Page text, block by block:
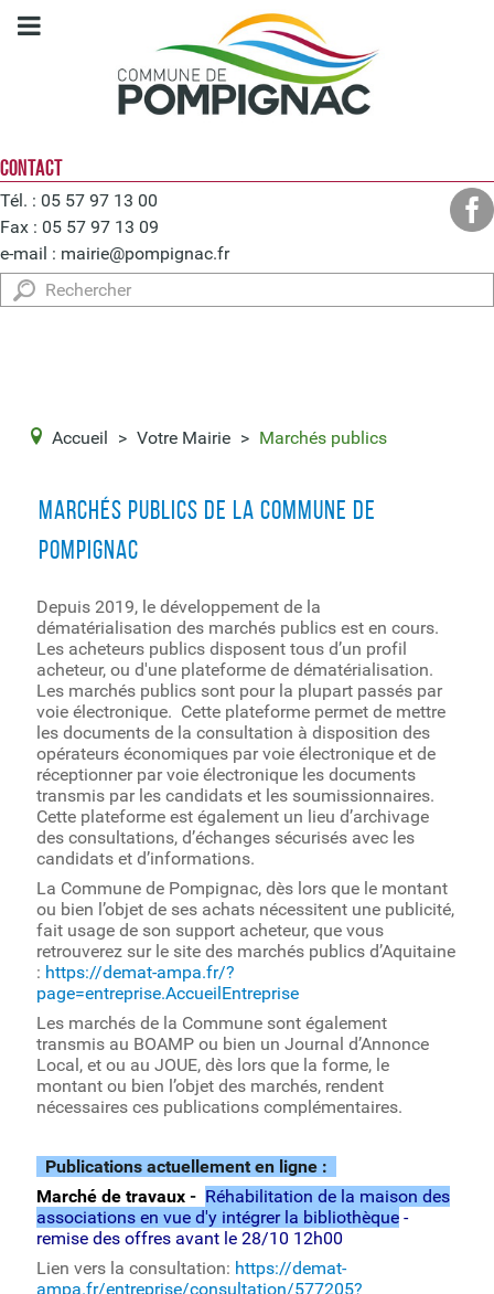
CONTACT
Tél. : 05 57 97 13 00
Fax : 05 57 97 13 09
e-mail : mairie@pompignac.fr
Rechercher
Accueil > Votre Mairie > Marchés publics
Marchés Publics de la Commune de
Pompignac
Depuis 2019, le développement de la
dématérialisation des marchés publics est en cours.
Les acheteurs publics disposent tous d’un profil
acheteur, ou d'une plateforme de dématérialisation.
Les marchés publics sont pour la plupart passés par
voie électronique. Cette plateforme permet de mettre
les documents de la consultation à disposition des
opérateurs économiques par voie électronique et de
réceptionner par voie électronique les documents
transmis par les candidats et les soumissionnaires.
Cette plateforme est également un lieu d’archivage
des consultations, d’échanges sécurisés avec les
candidats et d’informations.
La Commune de Pompignac, dès lors que le montant
ou bien l’objet de ses achats nécessitent une publicité,
fait usage de son support acheteur, que vous
retrouverez sur le site des marchés publics d’Aquitaine
: https://demat-ampa.fr/?
page=entreprise.AccueilEntreprise
Les marchés de la Commune sont également
transmis au BOAMP ou bien un Journal d’Annonce
Local, et ou au JOUE, dès lors que la forme, le
montant ou bien l’objet des marchés, rendent
nécessaires ces publications complémentaires.
Publications actuellement en ligne :
Marché de travaux - Réhabilitation de la maison des
associations en vue d'y intégrer la bibliothèque -
remise des offres avant le 28/10 12h00
Lien vers la consultation: https://demat-
ampa.fr/entreprise/consultation/577205?